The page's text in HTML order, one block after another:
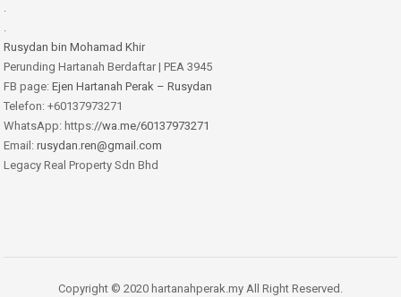
.
.
Rusydan bin Mohamad Khir
Perunding Hartanah Berdaftar | PEA 3945
FB page: Ejen Hartanah Perak – Rusydan
Telefon: +60137973271
WhatsApp: https://wa.me/60137973271
Email: rusydan.ren@gmail.com
Legacy Real Property Sdn Bhd
Copyright © 2020 hartanahperak.my All Right Reserved.